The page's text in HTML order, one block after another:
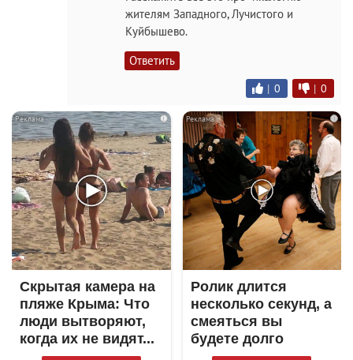
жителям Западного, Лучистого и
Куйбышево.
Ответить
| 0 | 0
i
Скрытая камера на
пляже Крыма: Что
люди вытворяют,
когда их не видят...
i
Ролик длится
несколько секунд, а
смеяться вы
будете долго